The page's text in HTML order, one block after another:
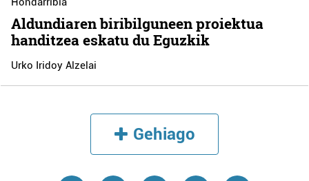
Aldundiaren biribilguneen proiektua
handitzea eskatu du Eguzkik
Urko Iridoy Alzelai
Gehiago